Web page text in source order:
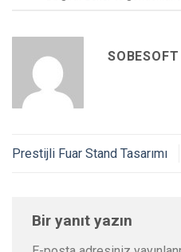
SOBESOFT
Prestijli Fuar Stand Tasarımı
Bir yanıt yazın